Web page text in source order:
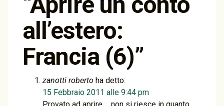
all’estero:
Francia (6)”
zanotti roberto ha detto:
15 Febbraio 2011 alle 9:44 pm